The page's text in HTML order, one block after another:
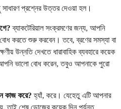
সাধারণ প্রশ্নের উত্তর দেওয়া হল।
ব্যাকটেরিয়াল সংক্রমণের জন্য, আপনি
করতে শুরু করবেন। তবে, ব্রণের সমস্যা বা
উন্নতি দেখতে ধারাবাহিক ব্যবহারে কয়েক
ভালো বোধ করেন, তবুও আপনাকে পুরো
কাজ করে? হ্যাঁ, করে। যেহেতু এটি আপনার
তাই শেষ ডোজের কয়েক দিন পর্যন্ত